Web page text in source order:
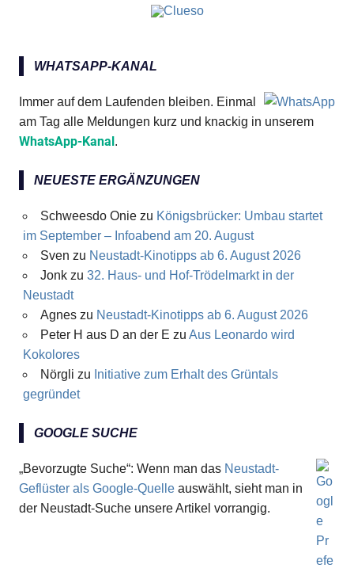
WHATSAPP-KANAL
Immer auf dem Laufenden bleiben. Einmal
am Tag alle Meldungen kurz und knackig in unserem
WhatsApp-Kanal.
NEUESTE ERGÄNZUNGEN
Schweesdo Oniezu Königsbrücker: Umbau startet
im September – Infoabend am 20. August
Sven zu Neustadt-Kinotipps ab 6. August 2026
Jonkzu 32. Haus- und Hof-Trödelmarkt in der
Neustadt
Agneszu Neustadt-Kinotipps ab 6. August 2026
Peter H aus D an der E zu Aus Leonardo wird
Kokolores
Nörgli zu Initiative zum Erhalt des Grüntals
gegründet
GOOGLE SUCHE
„Bevorzugte Suche“: Wenn man das Neustadt-
Geflüster als Google-Quelle auswählt, sieht man in
der Neustadt-Suche unsere Artikel vorrangig.